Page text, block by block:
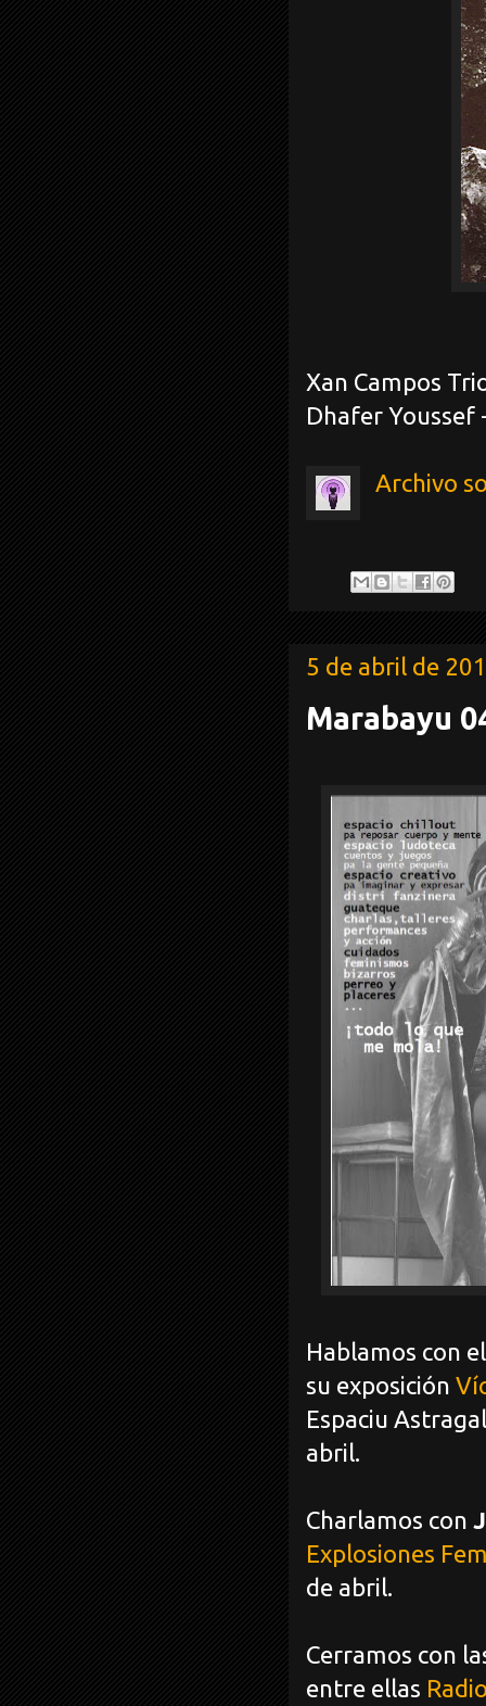
Xan Campos
Dhafer
Archivo
5 de abril de
Marabayu
Hablamos con
su exposición
Espaciu
abril.
Charlamos con
Explosiones
de abril.
Cerramos con
entre ellas